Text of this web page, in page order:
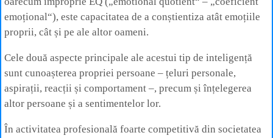
emoțional“), este capacitatea de a conștientiza atât emoțiile
proprii, cât și pe ale altor oameni.
Cele două aspecte principale ale acestui tip de inteligență
sunt cunoașterea propriei persoane – țeluri personale,
aspirații, reacții și comportament –, precum și înțelegerea
altor persoane și a sentimentelor lor.
În activitatea profesională foarte competitivă din societatea